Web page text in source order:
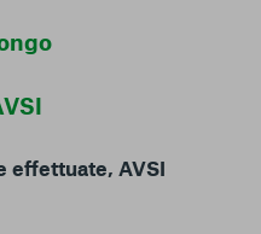
effettuate, AVSI